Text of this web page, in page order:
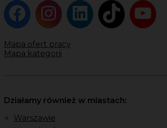
Mapa ofert pracy
Mapa kategorii
Działamy również w miastach:
Warszawie